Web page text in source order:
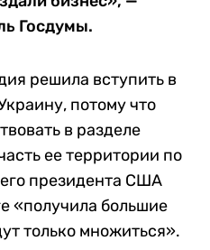
Госдумы.
решила вступить в
потому что
в разделе
ее территории по
президента США
«получила большие
только множиться».